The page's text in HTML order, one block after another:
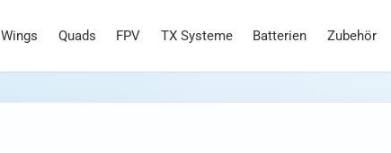
Wings Quads FPV TX Systeme Batterien Zubehör